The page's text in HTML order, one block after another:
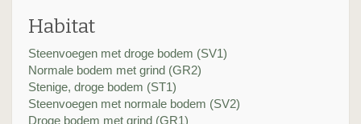
Habitat
Steenvoegen met droge bodem (SV1)
Normale bodem met grind (GR2)
Stenige, droge bodem (ST1)
Steenvoegen met normale bodem (SV2)
Droge bodem met grind (GR1)